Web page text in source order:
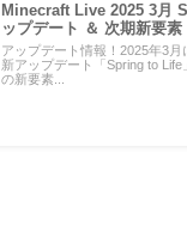
Minecraft Live 2025 3月
ップデート ＆ 次期新要素
アップデート情報！2025年3月
新アップデート「Spring to
の新要素...